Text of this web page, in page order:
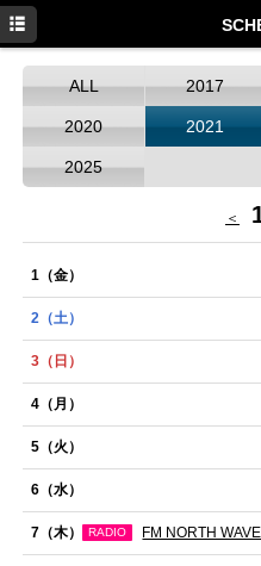
ALL 2017
2020 2021
2025
＜
1 （金）
2 （土）
3 （日）
4 （月）
5 （火）
6 （水）
7 （木） RADIO FM NORTH
NEWS
DISCOGRAPHY
GOODS